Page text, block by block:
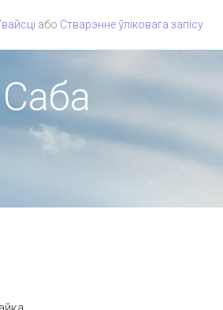
або Стварэнне ўліковага запісу